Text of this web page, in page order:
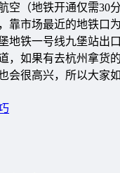
空（地铁开通仅需
市场最近的地铁口
铁一号线九堡站出
，如果有去杭州拿货
会很高兴，所以大家